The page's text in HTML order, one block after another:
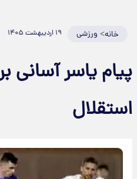
خانه> ورزشی ۱۹ اردیبهشت ۱۴۰۵
پیام یاسر آسانی
استقلال